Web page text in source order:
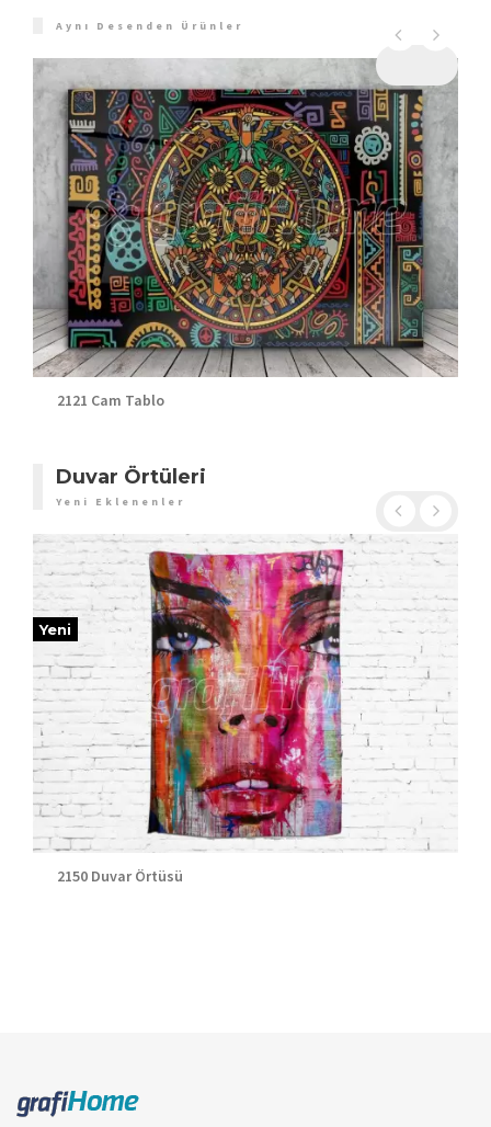
Aynı Desenden Ürünler
2121 Cam Tablo
Duvar Örtüleri
Yeni Eklenenler
Yeni
2150 Duvar Örtüsü